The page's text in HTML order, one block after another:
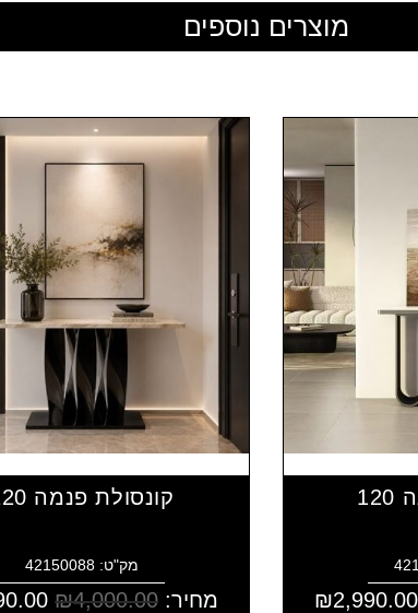
מוצרים נוספים
₪2,990.00
קונסולת פנמה 120
מק"ט: 42150088
מחיר: ₪4,000.00